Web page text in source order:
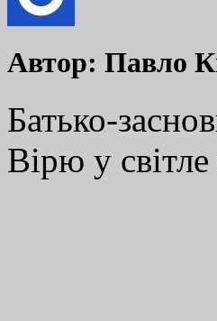
Автор: Павло
Батько-
Вірю у